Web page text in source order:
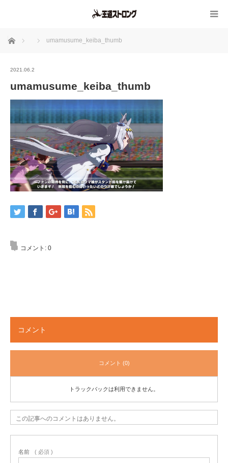
ホーム umamusume_keiba_thumb
2021.06.2
umamusume_keiba_thumb
コメント: 0
コメント
コメント (0)
トラックバックは利用できません。
この記事へのコメントはありません。
名前 ( 必須 )